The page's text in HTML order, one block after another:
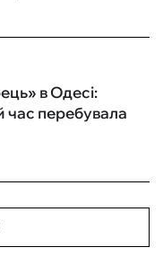
в Одесі:
час перебувала